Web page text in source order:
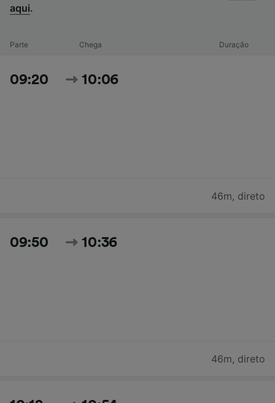
aqui.
Parte Chega Duração
09:20 10:06
46m, direto
09:50 10:36
46m, direto